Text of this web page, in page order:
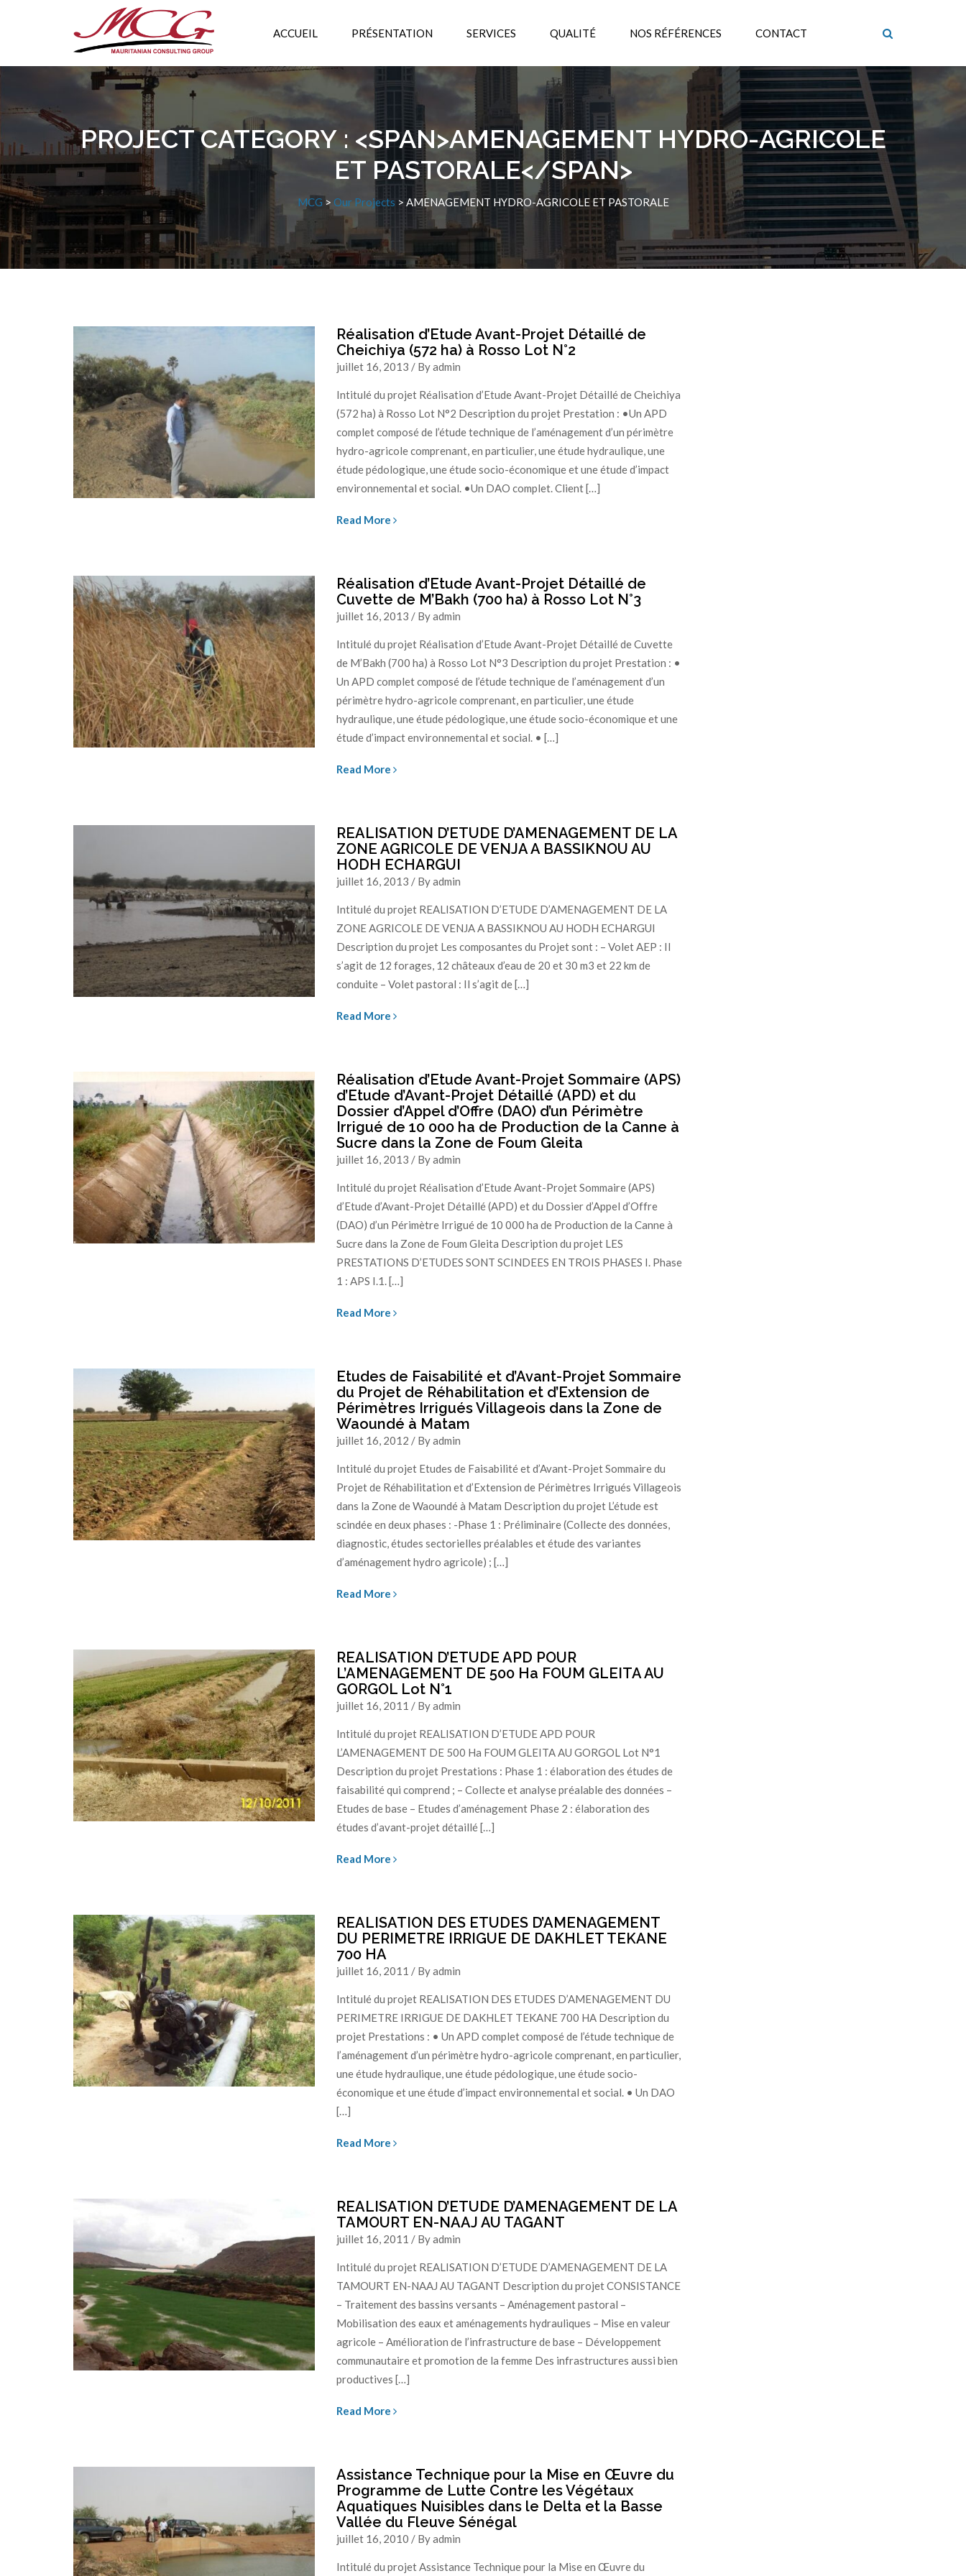
ACCUEIL PRÉSENTATION SERVICES QUALITÉ NOS RÉFÉRENCES CONTACT
PROJECT CATEGORY : <SPAN>AMENAGEMENT HYDRO-AGRICOLE
ET PASTORALE</SPAN>
MCG > Our Projects > AMENAGEMENT HYDRO-AGRICOLE ET PASTORALE
Réalisation d’Etude Avant-Projet Détaillé de
Cheichiya (572 ha) à Rosso Lot N°2
juillet 16, 2013 / By admin
Intitulé du projet Réalisation d’Etude Avant-Projet Détaillé de Cheichiya
(572 ha) à Rosso Lot N°2 Description du projet Prestation : •Un APD
complet composé de l’étude technique de l’aménagement d’un périmètre
hydro-agricole comprenant, en particulier, une étude hydraulique, une
étude pédologique, une étude socio-économique et une étude d’impact
environnemental et social. •Un DAO complet. Client […]
Read More
Réalisation d’Etude Avant-Projet Détaillé de
Cuvette de M’Bakh (700 ha) à Rosso Lot N°3
juillet 16, 2013 / By admin
Intitulé du projet Réalisation d’Etude Avant-Projet Détaillé de Cuvette
de M’Bakh (700 ha) à Rosso Lot N°3 Description du projet Prestation : •
Un APD complet composé de l’étude technique de l’aménagement d’un
périmètre hydro-agricole comprenant, en particulier, une étude
hydraulique, une étude pédologique, une étude socio-économique et une
étude d’impact environnemental et social. • […]
Read More
REALISATION D’ETUDE D’AMENAGEMENT DE LA
ZONE AGRICOLE DE VENJA A BASSIKNOU AU
HODH ECHARGUI
juillet 16, 2013 / By admin
Intitulé du projet REALISATION D’ETUDE D’AMENAGEMENT DE LA
ZONE AGRICOLE DE VENJA A BASSIKNOU AU HODH ECHARGUI
Description du projet Les composantes du Projet sont : – Volet AEP : Il
s’agit de 12 forages, 12 châteaux d’eau de 20 et 30 m3 et 22 km de
conduite – Volet pastoral : Il s’agit de […]
Read More
Réalisation d’Etude Avant-Projet Sommaire (APS)
d’Etude d’Avant-Projet Détaillé (APD) et du
Dossier d’Appel d’Offre (DAO) d’un Périmètre
Irrigué de 10 000 ha de Production de la Canne à
Sucre dans la Zone de Foum Gleita
juillet 16, 2013 / By admin
Intitulé du projet Réalisation d’Etude Avant-Projet Sommaire (APS)
d’Etude d’Avant-Projet Détaillé (APD) et du Dossier d’Appel d’Offre
(DAO) d’un Périmètre Irrigué de 10 000 ha de Production de la Canne à
Sucre dans la Zone de Foum Gleita Description du projet LES
PRESTATIONS D’ETUDES SONT SCINDEES EN TROIS PHASES I. Phase
1 : APS I.1. […]
Read More
Etudes de Faisabilité et d’Avant-Projet Sommaire
du Projet de Réhabilitation et d’Extension de
Périmètres Irrigués Villageois dans la Zone de
Waoundé à Matam
juillet 16, 2012 / By admin
Intitulé du projet Etudes de Faisabilité et d’Avant-Projet Sommaire du
Projet de Réhabilitation et d’Extension de Périmètres Irrigués Villageois
dans la Zone de Waoundé à Matam Description du projet L’étude est
scindée en deux phases : -Phase 1 : Préliminaire (Collecte des données,
diagnostic, études sectorielles préalables et étude des variantes
d’aménagement hydro agricole) ; […]
Read More
REALISATION D’ETUDE APD POUR
L’AMENAGEMENT DE 500 Ha FOUM GLEITA AU
GORGOL Lot N°1
juillet 16, 2011 / By admin
Intitulé du projet REALISATION D’ETUDE APD POUR
L’AMENAGEMENT DE 500 Ha FOUM GLEITA AU GORGOL Lot N°1
Description du projet Prestations : Phase 1 : élaboration des études de
faisabilité qui comprend ; – Collecte et analyse préalable des données –
Etudes de base – Etudes d’aménagement Phase 2 : élaboration des
études d’avant-projet détaillé […]
Read More
REALISATION DES ETUDES D’AMENAGEMENT
DU PERIMETRE IRRIGUE DE DAKHLET TEKANE
700 HA
juillet 16, 2011 / By admin
Intitulé du projet REALISATION DES ETUDES D’AMENAGEMENT DU
PERIMETRE IRRIGUE DE DAKHLET TEKANE 700 HA Description du
projet Prestations : • Un APD complet composé de l’étude technique de
l’aménagement d’un périmètre hydro-agricole comprenant, en particulier,
une étude hydraulique, une étude pédologique, une étude socio-
économique et une étude d’impact environnemental et social. • Un DAO
[…]
Read More
REALISATION D’ETUDE D’AMENAGEMENT DE LA
TAMOURT EN-NAAJ AU TAGANT
juillet 16, 2011 / By admin
Intitulé du projet REALISATION D’ETUDE D’AMENAGEMENT DE LA
TAMOURT EN-NAAJ AU TAGANT Description du projet CONSISTANCE
– Traitement des bassins versants – Aménagement pastoral –
Mobilisation des eaux et aménagements hydrauliques – Mise en valeur
agricole – Amélioration de l’infrastructure de base – Développement
communautaire et promotion de la femme Des infrastructures aussi bien
productives […]
Read More
Assistance Technique pour la Mise en Œuvre du
Programme de Lutte Contre les Végétaux
Aquatiques Nuisibles dans le Delta et la Basse
Vallée du Fleuve Sénégal
juillet 16, 2010 / By admin
Intitulé du projet Assistance Technique pour la Mise en Œuvre du